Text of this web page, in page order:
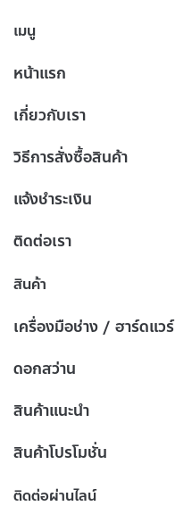
เมนู
หน้าแรก
เกี่ยวกับเรา
วิธีการสั่งซื้อสินค้า
แจ้งชำระเงิน
ติดต่อเรา
สินค้า
เครื่องมือช่าง / ฮาร์ดแวร์
ดอกสว่าน
สินค้าแนะนำ
สินค้าโปรโมชั่น
ติดต่อผ่านไลน์